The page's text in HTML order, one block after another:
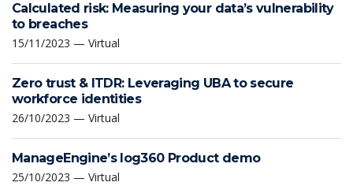
Calculated risk: Measuring your data’s vulnerability
to breaches
15/11/2023 — Virtual
Zero trust & ITDR: Leveraging UBA to secure
workforce identities
26/10/2023 — Virtual
ManageEngine’s log360 Product demo
25/10/2023 — Virtual